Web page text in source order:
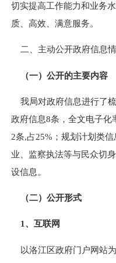
切实提高工作能力和业务
质、高效、满意服务。
二、主动公开政府信息
（一）公开的主要内容
我局对政府信息进行了梳
政府信息8条，全文电子化
2条,占25% ；规划计划类信
业、监察执法等与民众切
设信息。
（二）公开形式
1 、互联网
以洛江区政府门户网站